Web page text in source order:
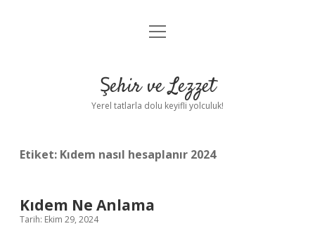
Anasayfa
Yasal Uyarı
menüyü
Şehir ve Lezzet
Yerel tatlarla dolu keyifli yolculuk!
Etiket: Kıdem nasıl hesaplanır 2024
Kıdem Ne Anlama
Tarih: Ekim 29, 2024